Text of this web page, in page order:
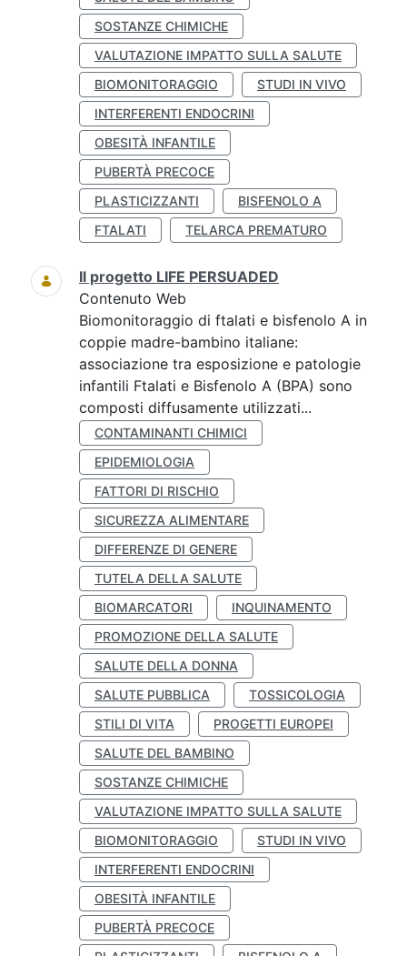
SOSTANZE CHIMICHE
VALUTAZIONE IMPATTO SULLA SALUTE
BIOMONITORAGGIO
STUDI IN VIVO
INTERFERENTI ENDOCRINI
OBESITÀ INFANTILE
PUBERTÀ PRECOCE
PLASTICIZZANTI
BISFENOLO A
FTALATI
TELARCA PREMATURO
Il progetto LIFE PERSUADED
Contenuto Web
Biomonitoraggio di ftalati e bisfenolo A in
coppie madre-bambino italiane:
associazione tra esposizione e patologie
infantili Ftalati e Bisfenolo A (BPA) sono
composti diffusamente utilizzati...
CONTAMINANTI CHIMICI
EPIDEMIOLOGIA
FATTORI DI RISCHIO
SICUREZZA ALIMENTARE
DIFFERENZE DI GENERE
TUTELA DELLA SALUTE
BIOMARCATORI
INQUINAMENTO
PROMOZIONE DELLA SALUTE
SALUTE DELLA DONNA
SALUTE PUBBLICA
TOSSICOLOGIA
STILI DI VITA
PROGETTI EUROPEI
SALUTE DEL BAMBINO
SOSTANZE CHIMICHE
VALUTAZIONE IMPATTO SULLA SALUTE
BIOMONITORAGGIO
STUDI IN VIVO
INTERFERENTI ENDOCRINI
OBESITÀ INFANTILE
PUBERTÀ PRECOCE